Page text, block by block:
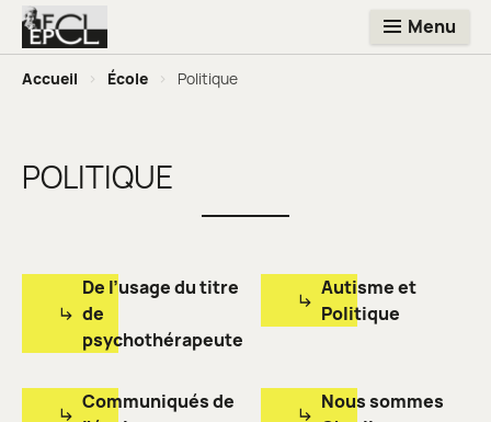
Menu
Accueil > École > Politique
POLITIQUE
De l’usage du titre
de
psychothérapeute
Autisme et
Politique
Communiqués de
Nous sommes